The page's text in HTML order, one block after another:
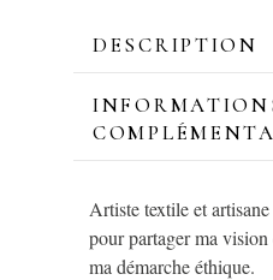
DESCRIPTION
Artiste textile et
pour partager ma
ma démarche éthique.